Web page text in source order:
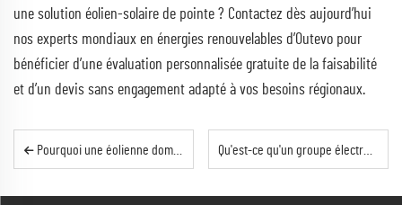
une solution éolien-solaire de pointe ? Contactez dès aujourd’hui
nos experts mondiaux en énergies renouvelables d’Outevo pour
bénéficier d’une évaluation personnalisée gratuite de la faisabilité
et d’un devis sans engagement adapté à vos besoins régionaux.
Pourquoi une éolienne domestique de 300 W est le meilleur investissement énergétique à petite échelle en 2026 Qu'est-ce qu'un groupe électrogène conteneurisé ? Guide complet des connaissances sectorielles | Outevo